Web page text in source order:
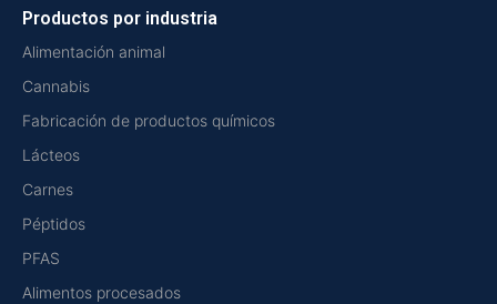
Productos por industria
Alimentación animal
Cannabis
Fabricación de productos químicos
Lácteos
Carnes
Péptidos
PFAS
Alimentos procesados